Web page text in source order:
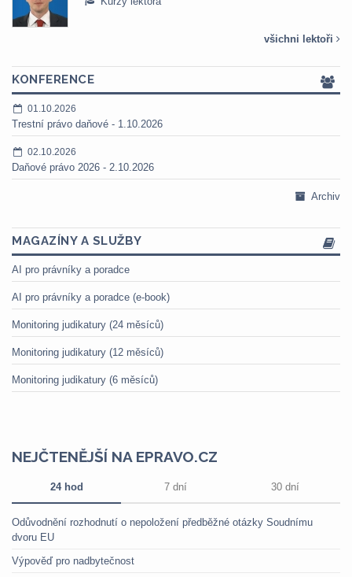
všichni lektoři
KONFERENCE
01.10.2026
Trestní právo daňové - 1.10.2026
02.10.2026
Daňové právo 2026 - 2.10.2026
Archiv
MAGAZÍNY A SLUŽBY
AI pro právníky a poradce
AI pro právníky a poradce (e-book)
Monitoring judikatury (24 měsíců)
Monitoring judikatury (12 měsíců)
Monitoring judikatury (6 měsíců)
NEJČTENĚJŠÍ NA EPRAVO.CZ
24 hod 7 dní 30 dní
Odůvodnění rozhodnutí o nepoložení předběžné otázky Soudnímu
dvoru EU
Výpověď pro nadbytečnost